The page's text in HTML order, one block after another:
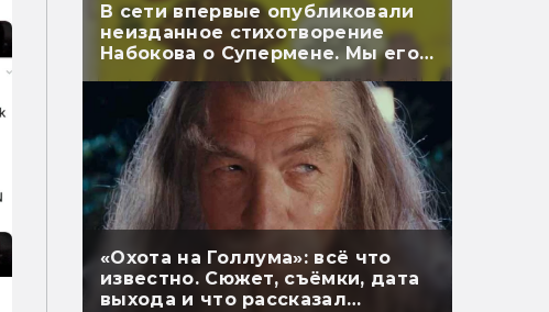
В сети впервые опубликовали
неизданное стихотворение
Набокова о Супермене. Мы его
перевели
«Охота на Голлума»: всё что
известно. Сюжет, съёмки, дата
выхода и что рассказал